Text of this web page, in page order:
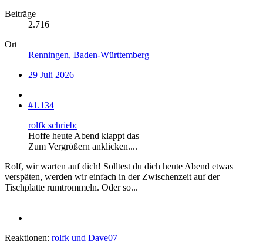
Beiträge
2.716
Ort
Renningen, Baden-Württemberg
29 Juli 2026
#1.134
rolfk schrieb:
Hoffe heute Abend klappt das
Zum Vergrößern anklicken....
Rolf, wir warten auf dich! Solltest du dich heute Abend etwas
verspäten, werden wir einfach in der Zwischenzeit auf der
Tischplatte rumtrommeln. Oder so...
Reaktionen: rolfk und Dave07